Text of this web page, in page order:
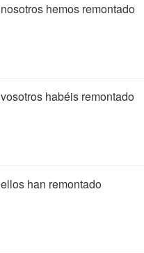
nosotros hemos remontado
vosotros habéis remontado
ellos han remontado